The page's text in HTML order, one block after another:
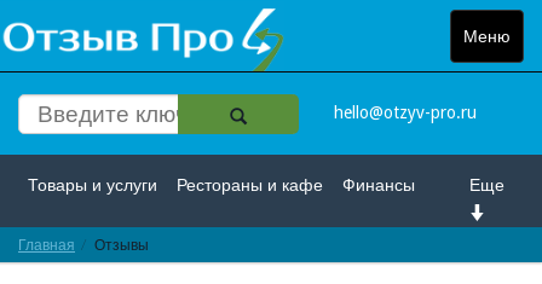
Меню
Toggle
hello@otzyv-pro.ru
Еще
Товары и услуги Рестораны и кафе Финансы
Красота и здоровье
Главная Отзывы